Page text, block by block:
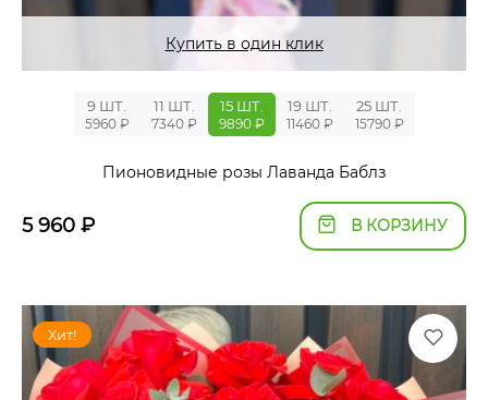
Купить в один клик
9 ШТ.
5960 ₽
11 ШТ.
7340 ₽
15 ШТ.
9890 ₽
19 ШТ.
11460 ₽
25 ШТ.
15790 ₽
Пионовидные розы Лаванда Баблз
5 960 ₽ В КОРЗИНУ
Хит!